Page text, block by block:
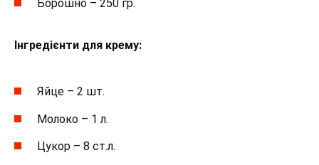
Борошно – 250 гр.
Інгредієнти для крему:
Яйце – 2 шт.
Молоко – 1 л.
Цукор – 8 ст.л.